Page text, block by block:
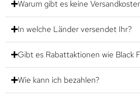
Warum gibt es keine
In welche Länder versendet Ihr?
Gibt es Rabattaktionen wie Black
Wie kann ich bezahlen?